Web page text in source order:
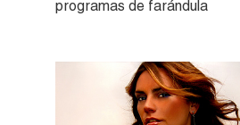
programas de farándula